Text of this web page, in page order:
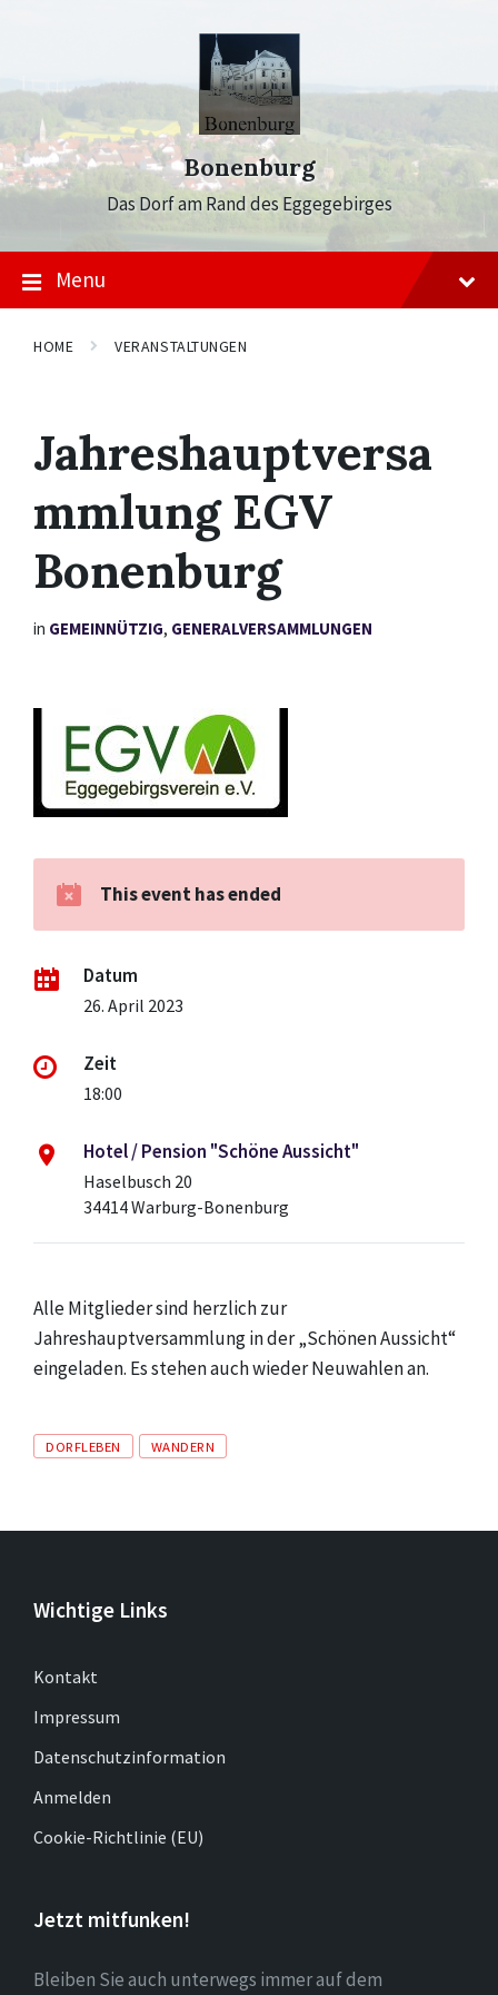
Bonenburg
Das Dorf am Rand des Eggegebirges
Menu
HOME VERANSTALTUNGEN
Jahreshauptversa
mmlung EGV
Bonenburg
in GEMEINNÜTZIG, GENERALVERSAMMLUNGEN
This event has ended
Datum
26. April 2023
Zeit
18:00
Hotel / Pension "Schöne Aussicht"
Haselbusch 20
34414 Warburg-Bonenburg
Alle Mitglieder sind herzlich zur
Jahreshauptversammlungin der „Schönen Aussicht“
eingeladen. Es stehen auch wieder Neuwahlen an.
Tags
DORFLEBEN WANDERN
Wichtige Links
Kontakt
Impressum
Datenschutzinformation
Anmelden
Cookie-Richtlinie (EU)
Jetzt mitfunken!
Bleiben Sie auch unterwegs immer auf dem